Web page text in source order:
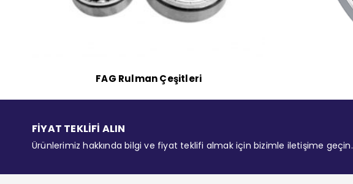
FAG Rulman Çeşitleri
FİYAT TEKLİFİ ALIN
Ürünlerimiz hakkında bilgi ve fiyat teklifi almak için bizimle iletişime geçin.